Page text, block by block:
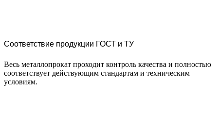
Соответствие продукции ГОСТ и ТУ
Весь металлопрокат проходит контроль качества и полностью
соответствует действующим стандартам и техническим
условиям.